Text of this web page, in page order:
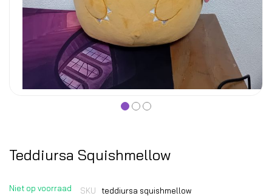
Teddiursa Squishmellow
Niet op voorraad SKU teddiursa squishmellow